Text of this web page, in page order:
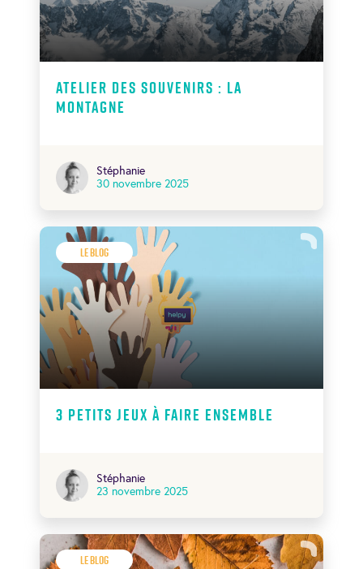
Atelier des souvenirs : La
montagne
Stéphanie
30 novembre 2025
Le Blog
3 petits jeux à faire ensemble
Stéphanie
23 novembre 2025
Le Blog